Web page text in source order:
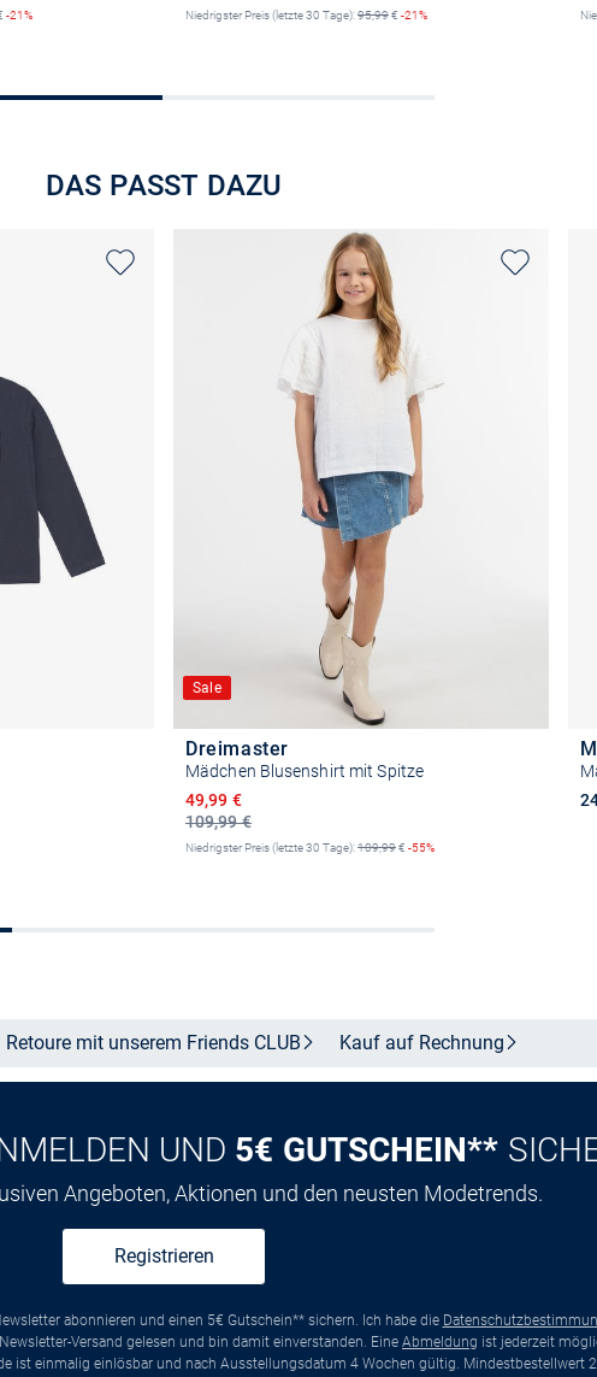
-21% Niedrigster Preis (letzte 30 Tage):95,99€ -21%
DAS PASST DAZU
Sale
Dreimaster
Mädchen Blusenshirt mit Spitze
109,99 €
Ermäßigter Preis
49,99 €
Niedrigster Preis (letzte 30 Tage):109,99€ -55%
mit unserem Friends CLUB Kauf auf Rechnung
UND 5€ GUTSCHEIN**
Angeboten, Aktionen und den neusten Modetrends.
Registrieren
abonnieren und einen 5€ Gutschein** sichern. Ich habe die
Versand gelesen und bin damit einverstanden. Eine Abmeldung ist jederzeit
ist einmalig einlösbar und nach Ausstellungsdatum 4 Wochen gültig. Mindestbestellwert